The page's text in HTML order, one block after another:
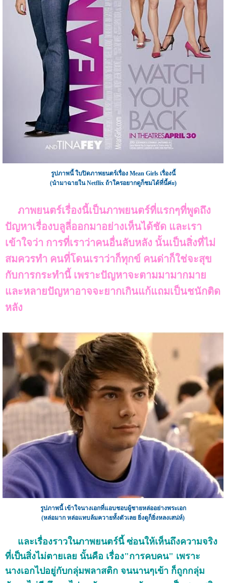
รูปภาพนี้ ใบปิดภาพยนตร์เรื่อง Mean Girls เรื่องนี้
(นำมาฉายใน Netflix ถ้าใครอยากดูก็ชมได้ที่นี้ค่ะ)
ภาพยนตร์เรื่องนี้เป็นภาพยนตร์ที่แรกๆที่พูดถึง
ปัญหาเรื่องบลูลี่ออกมาอย่างเห็นได้ชัด และเรา
เข้าใจว่า การที่เราว่าคนอื่นลับหลัง นั้นเป็นสิ่งที่ไม่
สมควรทำ คนที่โดนเราว่าก็ทุกข์ คนด่าก็ใช่จะสุข
กับการกระทำนี้ เพราะปัญหาจะตามมามากมาย
และหลายปัญหาอาจจะยากเกินแก้แถมเป็นชนักติด
หลัง
รูปภาพนี้ เข้าใจนางเอกที่แอบชอบผู้ชายหล่ออย่างพระเอก
(หล่อมาก หล่อแทบล้มควายทั้งตัวเลย ยิ่งดูก็ยิ่งหลงเสน่ห์)
และเรื่องราวในภาพยนตร์นี้ ซ่อนให้เห็นถึงความจริง
ที่เป็นสิ่งไม่ตายเลย นั้นคือ เรื่อง"การคบคน" เพราะ
นางเอกไปอยู่กับกลุ่มพลาสติก จนนานๆเข้า ก็ถูกกลุ่ม